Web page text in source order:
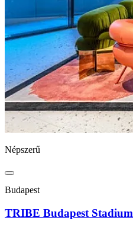
Népszerű
Budapest
TRIBE Budapest Stadium